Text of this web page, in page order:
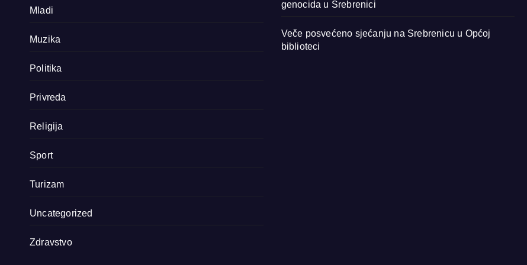
Mladi
Muzika
Politika
Privreda
Religija
Sport
Turizam
Uncategorized
Zdravstvo
genocida u Srebrenici
Veče posvećeno sjećanju na Srebrenicu u Općoj
biblioteci